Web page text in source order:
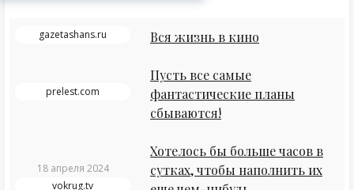
gazetashans.ru Вся жизнь в кино
prelest.com
Пусть все самые
фантастические планы
сбываются!
18 апреля 2024
vokrug.tv
Хотелось бы больше часов в
сутках, чтобы наполнить их